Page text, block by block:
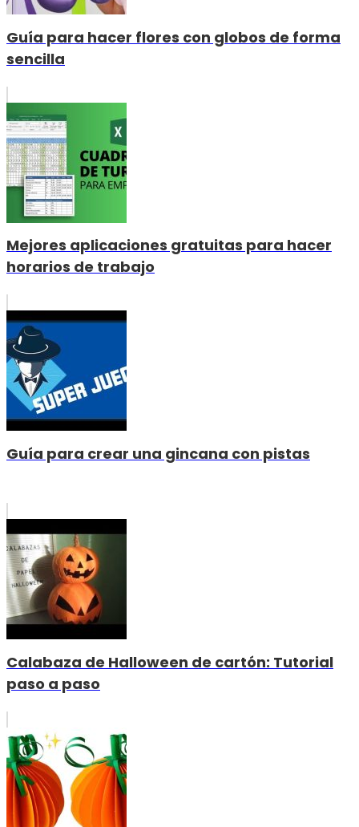
Guía para hacer flores con globos de forma
sencilla
Mejores aplicaciones gratuitas para hacer
horarios de trabajo
Guía para crear una gincana con pistas
Calabaza de Halloween de cartón: Tutorial
paso a paso